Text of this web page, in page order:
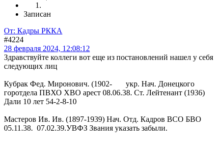
Записан
От: Кадры РККА
#4224
28 февраля 2024, 12:08:12
Здравствуйте коллеги вот еще из постановлений нашел у себя
следующих лиц
Кубрак Фед. Миронович. (1902- укр. Нач. Донецкого
горотдела ПВХО ХВО арест 08.06.38. Ст. Лейтенант (1936)
Дали 10 лет 54-2-8-10
Мастеров Ив. Ив. (1897-1939) Нач. Отд. Кадров ВСО БВО
05.11.38. 07.02.39.УВФЗ Звания указать забыли.